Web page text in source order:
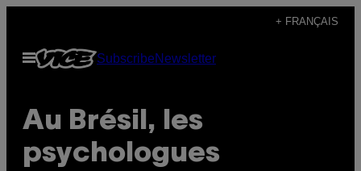
content
+ FRANÇAIS
Open
Menu
SubscribeNewsletter
Au Brésil, les
psychologues